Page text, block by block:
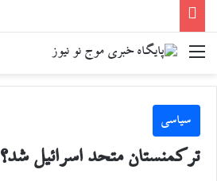
منو
سیاسی
ترکمنستان متحد اسرائیل شد؟